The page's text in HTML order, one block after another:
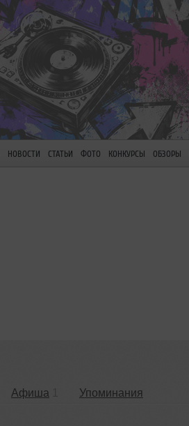
НОВОСТИ СТАТЬИ ФОТО КОНКУРСЫ ОБЗОРЫ
Афиша Упоминания